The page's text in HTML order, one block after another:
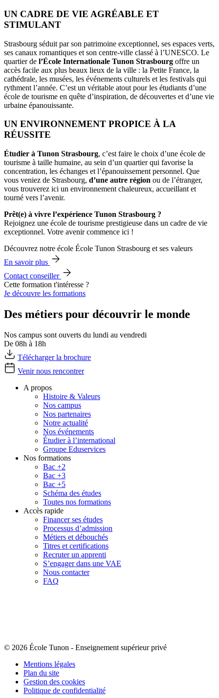
UN CADRE DE VIE AGRÉABLE ET
STIMULANT
Strasbourg séduit par son patrimoine exceptionnel, ses espaces verts,
ses canaux romantiques et son centre-ville classé à l’UNESCO. Le
quartier de l’École Internationale Tunon Strasbourg offre un
accès facile aux plus beaux lieux de la ville : la Petite France, la
cathédrale, les musées, les événements culturels et les festivals qui
rythment l’année. C’est un véritable atout pour les étudiants d’une
école de tourisme en quête d’inspiration, de découvertes et d’une vie
urbaine épanouissante.
UN ENVIRONNEMENT PROPICE À LA
RÉUSSITE
Étudier à Tunon Strasbourg, c’est faire le choix d’une école de
tourisme à taille humaine, au sein d’un quartier qui favorise la
concentration, les échanges et l’épanouissement personnel. Que
vous veniez de Strasbourg, d’une autre région ou de l’étranger,
vous trouverez ici un environnement chaleureux, accueillant et
tourné vers l’avenir.
Prêt(e) à vivre l’expérience Tunon Strasbourg ?
Rejoignez une école de tourisme prestigieuse dans un cadre de vie
exceptionnel. Votre avenir commence ici !
Découvrez notre école École Tunon Strasbourg et ses valeurs
En savoir plus
Contact conseiller
Cette formation t'intéresse ?
Je découvre les formations
Des métiers pour découvrir le monde
Nos campus sont ouverts du lundi au vendredi
De 08h à 18h
Télécharger la brochure
Venir nous rencontrer
A propos
Histoire & Valeurs
Nos campus
Nos partenaires
Notre actualité
Nos événements
Étudier à l’international
Groupe Eduservices
Nos formations
Bac +2
Bac +3
Bac +5
Schéma des études
Toutes nos formations
Accès rapide
Financer ses études
Processus d’admission
Métiers et débouchés
Titres et certifications
Recruter un apprenti
S’engager dans une VAE
Nous contacter
FAQ
© 2026 École Tunon - Enseignement supérieur privé
Mentions légales
Plan du site
Gestion des cookies
Politique de confidentialité